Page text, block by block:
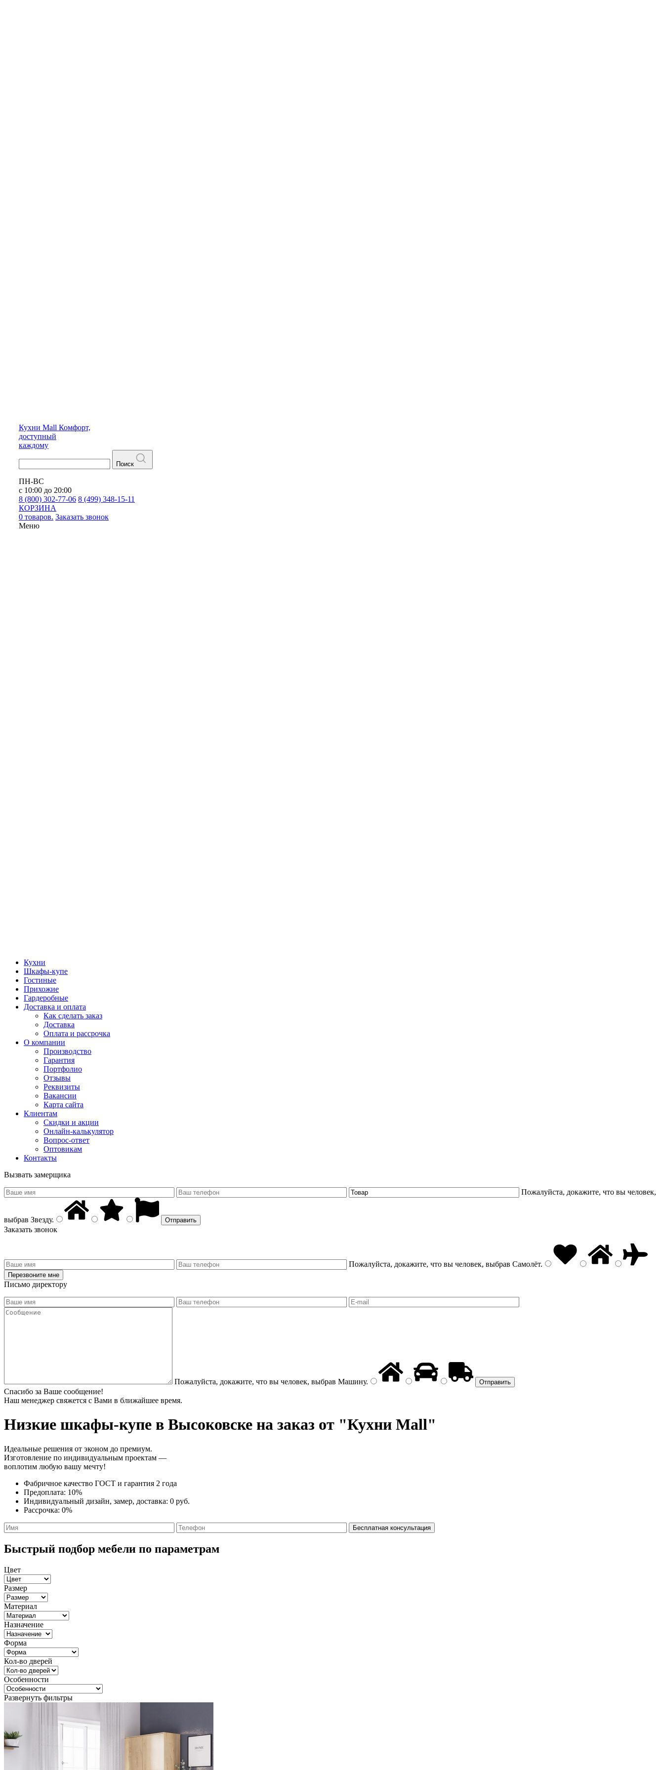
Кухни Mall Комфорт,
доступный
каждому
Поиск
ПН-ВС
с 10:00 до 20:00
8 (800) 302-77-06 8 (499) 348-15-11
КОРЗИНА
0 товаров. Заказать звонок
Меню
Кухни
Шкафы-купе
Гостиные
Прихожие
Гардеробные
Доставка и оплата
Как сделать заказ
Доставка
Оплата и рассрочка
О компании
Производство
Гарантия
Портфолио
Отзывы
Реквизиты
Вакансии
Карта сайта
Клиентам
Скидки и акции
Онлайн-калькулятор
Вопрос-ответ
Оптовикам
Контакты
Вызвать замерщика
Пожалуйста, докажите, что вы человек,
выбрав Звезду.
Заказать звонок
Пожалуйста, докажите, что вы человек, выбрав Самолёт.
Письмо директору
Пожалуйста, докажите, что вы человек, выбрав Машину.
Спасибо за Ваше сообщение!
Наш менеджер свяжется с Вами в ближайшее время.
Низкие шкафы-купе в Высоковске на заказ от "Кухни Mall"
Идеальные решения от эконом до премиум.
Изготовление по индивидуальным проектам —
воплотим любую вашу мечту!
Фабричное качество ГОСТ и гарантия 2 года
Предоплата: 10%
Индивидуальный дизайн, замер, доставка: 0 руб.
Рассрочка: 0%
Быстрый подбор мебели по параметрам
Цвет
Размер
Материал
Назначение
Форма
Кол-во дверей
Особенности
Развернуть фильтры